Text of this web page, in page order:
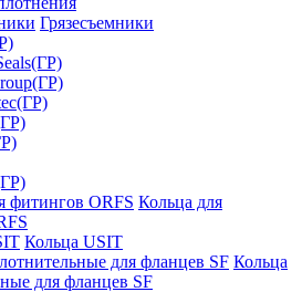
Грязесъемники
Кольца для
Кольца USIT
Кольца
для фланцев SF